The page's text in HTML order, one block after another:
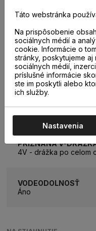
áno
SPÔSOB POKLÁDKY
plávajúcim spôsobom
PRIZNANÁ V-
4V - drážka po celom
VODEODOLNOSŤ
Áno
Táto webstránka
Na prispôsobenie
sociálnych médií a
cookie. Informácie o
stránky, poskytujeme aj
sociálnych médií,
príslušné informácie
ste im poskytli alebo
ich služby.
Nastavenia